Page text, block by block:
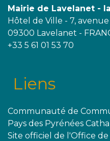
Mairie de Lavelanet -
Hôtel de Ville - 7,
09300 Lavelanet -
+33 5 61 01 53 70
Liens
Communauté de
Pays des Pyrénées
Site officiel de l'Office